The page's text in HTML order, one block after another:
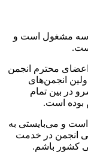
هندسه مشغول است و
محترم انجمن
انجمن‌های
در بین تمام
بوده است.
و می‌بایستی به
انجمن در خدمت
کشور باشم.